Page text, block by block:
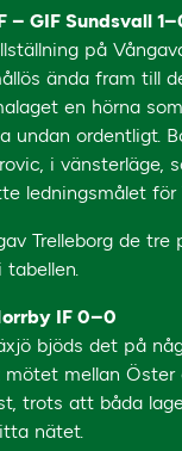
– GIF Sundsvall
på
ända fram till
en hörna
undan ordentligt.
i vänsterläge,
ledningsmålet för
Trelleborg de tre
tabellen.
IF 0–0
bjöds det på
mellan Öster
trots att båda
nätet.